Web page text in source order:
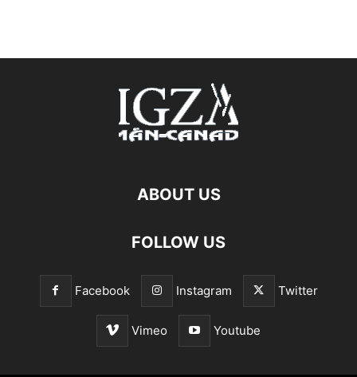
ABOUT US
FOLLOW US
Facebook Instagram Twitter
Vimeo Youtube